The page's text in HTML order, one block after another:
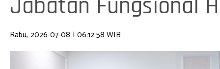
Jabatan Fungsional
Kementerian
Rabu, 2026-07-08 | 06:12:58 WIB